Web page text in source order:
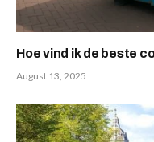
Hoe vind ik de beste
August 13, 2025